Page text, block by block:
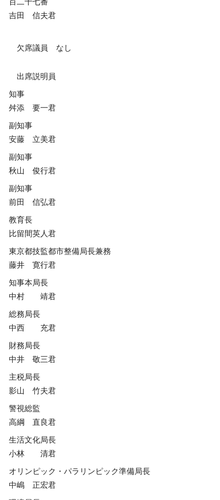
百二十七番
吉田 信夫君
欠席議員 なし
出席説明員
知事
舛添 要一君
副知事
安藤 立美君
副知事
秋山 俊行君
副知事
前田 信弘君
教育長
比留間英人君
東京都技監都市整備局長兼務
藤井 寛行君
知事本局長
中村 靖君
総務局長
中西 充君
財務局長
中井 敬三君
主税局長
影山 竹夫君
警視総監
高綱 直良君
生活文化局長
小林 清君
オリンピック・パラリンピック準備局長
中嶋 正宏君